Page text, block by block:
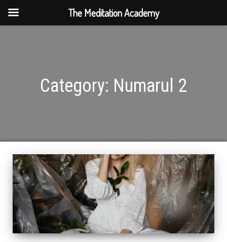
Category: Numarul 2
The Meditation Academy